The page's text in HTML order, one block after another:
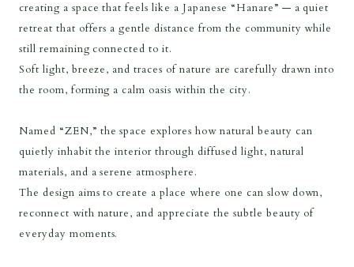
creating a space that feels like a Japanese “Hanare” — a quiet
retreat that offers a gentle distance from the community while
still remaining connected to it.
Soft light, breeze, and traces of nature are carefully drawn into
the room, forming a calm oasis within the city.
Named “ZEN,” the space explores how natural beauty can
quietly inhabit the interior through diffused light, natural
materials, and a serene atmosphere.
The design aims to create a place where one can slow down,
reconnect with nature, and appreciate the subtle beauty of
everyday moments.